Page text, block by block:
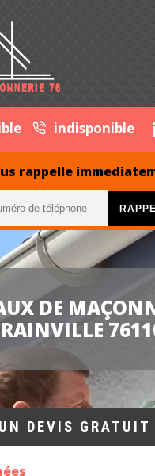
indisponible
rappelle
DE
DEVIS GRATUIT